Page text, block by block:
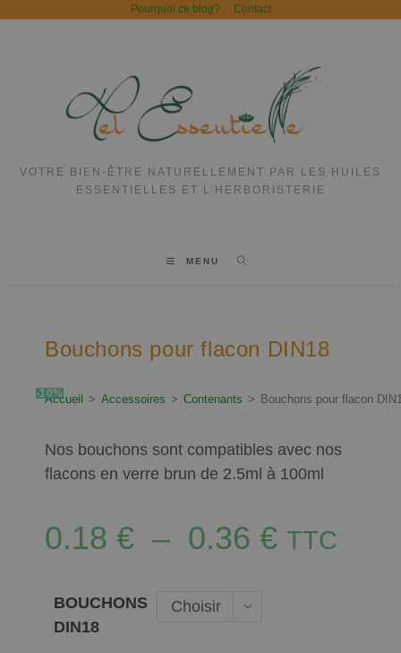
Pourquoi ce blog? Contact
VOTRE BIEN-ÊTRE NATURELLEMENT PAR LES HUILES
ESSENTIELLES ET L'HERBORISTERIE
MENU
-10%
Bouchons pour flacon DIN18
Accueil > Accessoires > Contenants > Bouchons pour flacon
Nos bouchons sont compatibles avec nos
flacons en verre brun de 2.5ml à 100ml
0.18 € – 0.36 € TTC
BOUCHONS
DIN18
Choisir